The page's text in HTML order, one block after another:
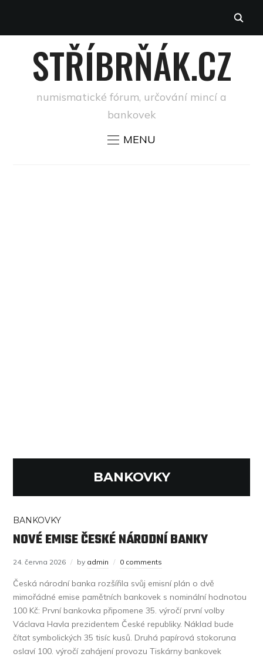
STŘÍBRŇÁK.CZ
numismatické fórum, určování mincí a
bankovek
MENU
BANKOVKY
BANKOVKY
NOVÉ EMISE ČESKÉ NÁRODNÍ BANKY
24. června 2026 by admin 0 comments
Česká národní banka rozšířila svůj emisní plán o dvě
mimořádné emise pamětních bankovek s nominální hodnotou
100 Kč: První bankovka připomene 35. výročí první volby
Václava Havla prezidentem České republiky. Náklad bude
čítat symbolických 35 tisíc kusů. Druhá papírová stokoruna
oslaví 100. výročí zahájení provozu Tiskárny bankovek